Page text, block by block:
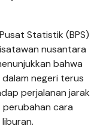
Statistik (BPS)
nusantara
bahwa
negeri terus
perjalanan jarak
perubahan cara